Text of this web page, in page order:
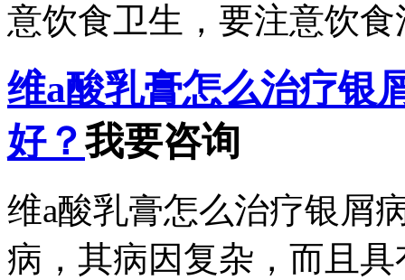
意饮食卫生，要注意饮食
维a酸乳膏怎么治疗银
好？我要咨询
维a酸乳膏怎么治疗银屑
病，其病因复杂，而且